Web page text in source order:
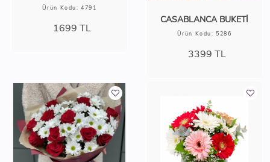
Ürün Kodu: 4791
1699 TL
CASABLANCA BUKETİ
Ürün Kodu: 5286
3399 TL